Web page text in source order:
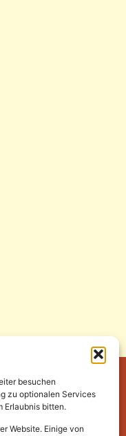
besuchen
zu optionalen Services
Erlaubnis bitten.
Website. Einige von